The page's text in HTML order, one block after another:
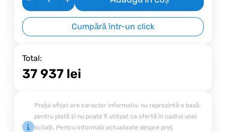
Cumpără într-un click
Total:
37 937 lei
Prețul afișat are caracter informativ, nu reprezintă o bază
pentru plată și nu poate fi utilizat ca ofertă în cadrul unei
licitații. Pentru informații actualizate despre preț,